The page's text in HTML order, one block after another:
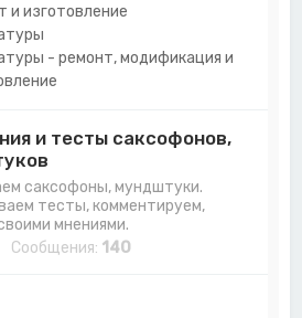
и изготовление
- ремонт, модификация и
и тесты саксофонов,
саксофоны, мундштуки.
тесты, комментируем,
мнениями.
Сообщения: 140